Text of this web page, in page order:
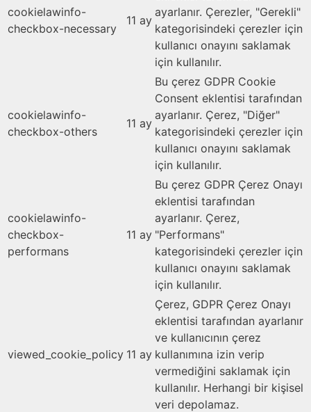
cookielawinfo-
checkbox-necessary
11 ay
ayarlanır. Çerezler, "Gerekli"
kategorisindeki çerezler için
kullanıcı onayını saklamak
için kullanılır.
cookielawinfo-
checkbox-others
11 ay
Bu çerez GDPR Cookie
Consent eklentisi tarafından
ayarlanır. Çerez, "Diğer"
kategorisindeki çerezler için
kullanıcı onayını saklamak
için kullanılır.
cookielawinfo-
checkbox-
performans
11 ay
Bu çerez GDPR Çerez Onayı
eklentisi tarafından
ayarlanır. Çerez,
"Performans"
kategorisindeki çerezler için
kullanıcı onayını saklamak
için kullanılır.
viewed_cookie_policy 11 ay
Çerez, GDPR Çerez Onayı
eklentisi tarafından ayarlanır
ve kullanıcının çerez
kullanımına izin verip
vermediğini saklamak için
kullanılır. Herhangi bir kişisel
veri depolamaz.